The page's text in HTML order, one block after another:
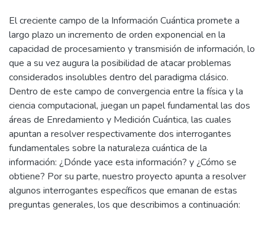
El creciente campo de la Información Cuántica promete a
largo plazo un incremento de orden exponencial en la
capacidad de procesamiento y transmisión de información, lo
que a su vez augura la posibilidad de atacar problemas
considerados insolubles dentro del paradigma clásico.
Dentro de este campo de convergencia entre la física y la
ciencia computacional, juegan un papel fundamental las dos
áreas de Enredamiento y Medición Cuántica, las cuales
apuntan a resolver respectivamente dos interrogantes
fundamentales sobre la naturaleza cuántica de la
información: ¿Dónde yace esta información? y ¿Cómo se
obtiene? Por su parte, nuestro proyecto apunta a resolver
algunos interrogantes específicos que emanan de estas
preguntas generales, los que describimos a continuación: